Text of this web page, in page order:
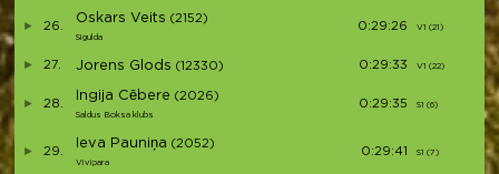
26.
Oskars Veits (2152)
Sigulda
0:29:26 V1 (21)
27. Jorens Glods (12330) 0:29:33 V1 (22)
28.
Ingija Cēbere (2026)
Saldus Boksa klubs
0:29:35 S1 (6)
29.
Ieva Pauniņa (2052)
Vivipara
0:29:41 S1 (7)